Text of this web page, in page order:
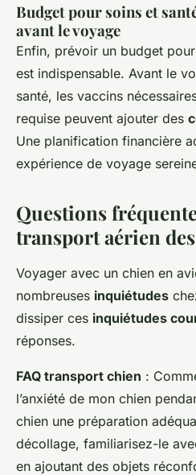
Budget pour soins et
avant le voyage
Enfin, prévoir un budget
est indispensable. Avant le
santé, les vaccins
requise peuvent ajouter des
Une planification financière
expérience de voyage
Questions
transport aérien
Voyager avec un chien en
nombreuses inquiétudes
dissiper ces inquiétudes
réponses.
FAQ transport chien :
l’anxiété de mon chien
chien une préparation
décollage, familiarisez-le
en ajoutant des objets